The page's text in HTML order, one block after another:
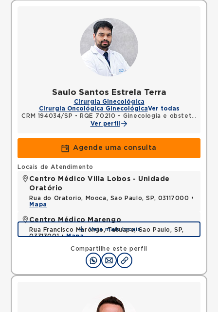
Saulo Santos Estrela Terra
Cirurgia Ginecológica
Cirurgia Oncológica GinecológicaVer todas
CRM 194034/SP •
RQE 70210 - Ginecologia e obstetrícia
Ver perfil
Agende uma consulta
Compartilhe este perfil
Locais de Atendimento
Centro Médico Villa Lobos - Unidade
Oratório
Rua do Oratorio, Mooca, Sao Paulo, SP, 03117000 •
Mapa
Centro Médico Marengo
Rua Francisco Marengo, Tatuape, Sao Paulo, SP,
03313001 •Mapa
Veja mais locais